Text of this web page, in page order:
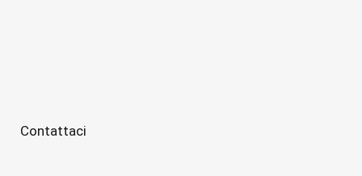
Contattaci